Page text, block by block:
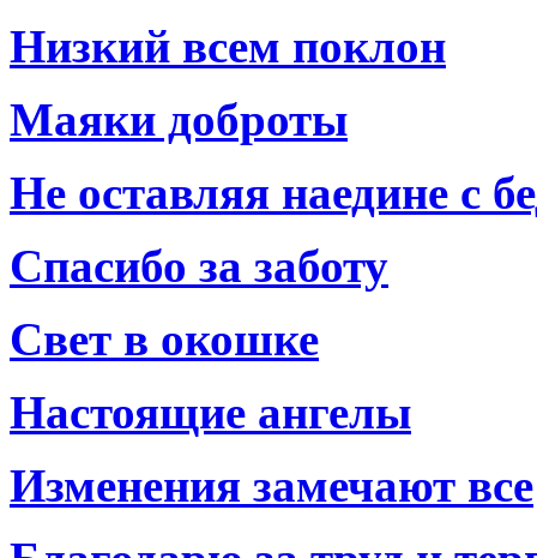
Низкий всем поклон
Маяки доброты
Не оставляя наедине с
Спасибо за заботу
Свет в окошке
Настоящие ангелы
Изменения замечают все